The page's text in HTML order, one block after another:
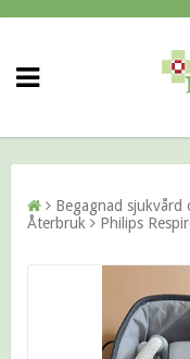
Begagnad sjukvård
Återbruk
Philips